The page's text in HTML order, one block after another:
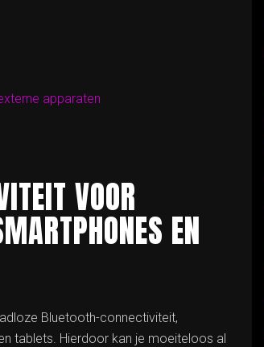
apparaten
VOOR
EN
Bluetooth-connectiviteit,
tablets. Hierdoor kan je moeiteloos al